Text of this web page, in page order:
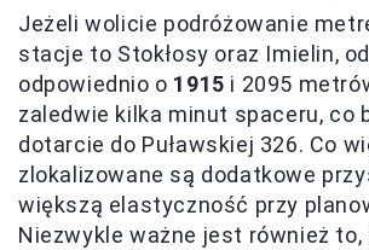
Jeżeli wolicie podróżowanie
stacje to Stokłosy oraz Imielin,
odpowiednio o 1915 i 2095
zaledwie kilka minut spaceru, co
dotarcie do Puławskiej 326. Co
zlokalizowane są dodatkowe
większą elastyczność przy
Niezwykle ważne jest również to,